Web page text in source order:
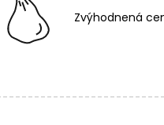
Zvýhodnená